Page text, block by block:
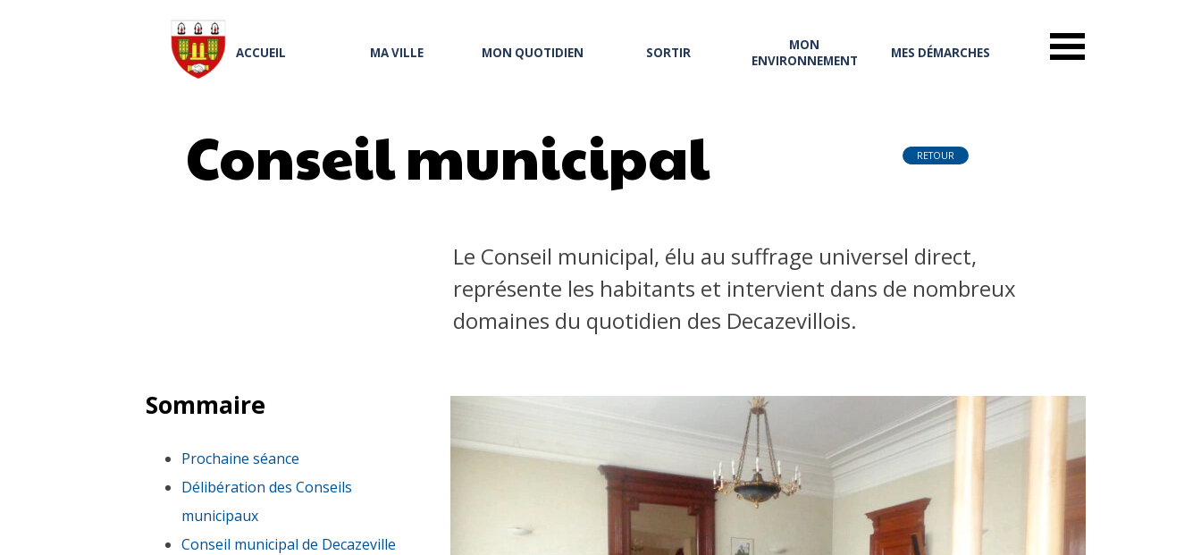
ACCUEIL MA VILLE MON QUOTIDIEN SORTIR
MON
ENVIRONNEMENT
MES DÉMARCHES
Conseil municipal RETOUR
Le Conseil municipal, élu au suffrage universel direct,
représente les habitants et intervient dans de nombreux
domaines du quotidien des Decazevillois.
Sommaire
Prochaine séance
Délibération des Conseils
municipaux
Conseil municipal de Decazeville